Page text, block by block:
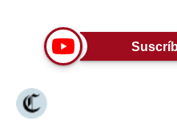
Lujo
Moda